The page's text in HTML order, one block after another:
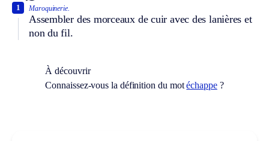
Maroquinerie.
Assembler des morceaux de cuir avec des lanières et
non du fil.
1
À découvrir
Connaissez-vous la définition du motéchappe?